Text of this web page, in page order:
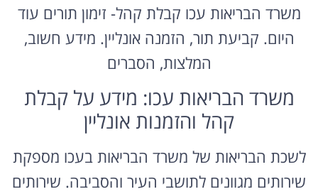
משרד הבריאות עכו קבלת קהל- זימון תורים עוד
היום. קביעת תור, הזמנה אונליין. מידע חשוב,
המלצות, הסברים
משרד הבריאות עכו: מידע על קבלת
קהל והזמנות אונליין
לשכת הבריאות של משרד הבריאות בעכו מספקת
שירותים מגוונים לתושבי העיר והסביבה. שירותים